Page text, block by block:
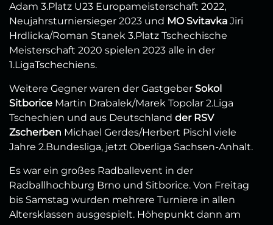
Adam 3.Platz U23 Europameisterschaft 2022,
Neujahrsturniersieger 2023 und MO Svitavka Jiri
Hrdlicka/Roman Stanek 3.Platz Tschechische
Meisterschaft 2020 spielen 2023 alle in der
1.LigaTschechiens.
Weitere Gegner waren der Gastgeber Sokol
Sitborice Martin Drabalek/Marek Topolar 2.Liga
Tschechien und aus Deutschland der RSV
Zscherben Michael Gerdes/Herbert Pischl viele
Jahre 2.Bundesliga, jetzt Oberliga Sachsen-Anhalt.
Es war ein großes Radballevent in der
Radballhochburg Brno und Sitborice. Von Freitag
bis Samstag wurden mehrere Turniere in allen
Altersklassen ausgespielt. Höhepunkt dann am